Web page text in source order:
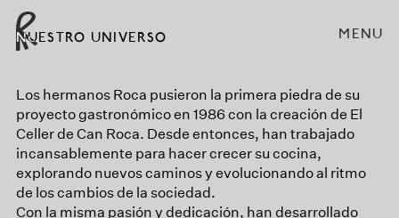
MENU
NUESTRO UNIVERSO
Los hermanos Roca pusieron la primera piedra de su
proyecto gastronómico en 1986 con la creación de El
Celler de Can Roca. Desde entonces, han trabajado
incansablemente para hacer crecer su cocina,
explorando nuevos caminos y evolucionando al ritmo
de los cambios de la sociedad.
Con la misma pasión y dedicación, han desarrollado